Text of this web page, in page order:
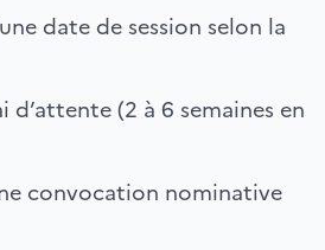
date de session selon la
d’attente (2 à 6 semaines en
convocation nominative